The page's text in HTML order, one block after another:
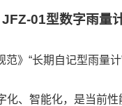
JFZ-01型数字雨量
》“长期自记型雨量
、智能化，是当前性